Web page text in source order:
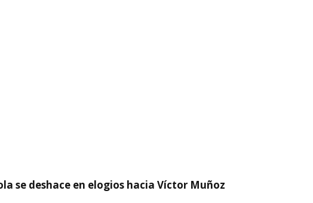
se deshace en elogios hacia Víctor Muñoz